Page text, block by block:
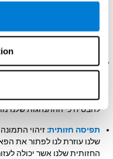
מיומניות
עדכון:בתרגול משחק מוח
מהלכים נכונים, שאנו לא
הפאזל במינימום צעדים.
העדכון שלנו. רמה טובה של
להבטיח כי ההתנהגות שלנו
תפיסה חזותית: זיהוי
שלנו עוזרת לנו לפתור את
החזותית שלנו אשר יכולה